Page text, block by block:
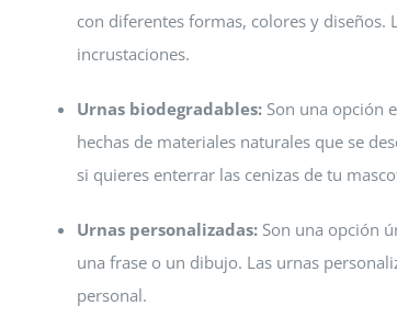
con diferentes formas, colores y diseños.
incrustaciones.
Urnas biodegradables: Son una opción
hechas de materiales naturales que se
si quieres enterrar las cenizas de tu
Urnas personalizadas: Son una opción
una frase o un dibujo. Las urnas
personal.